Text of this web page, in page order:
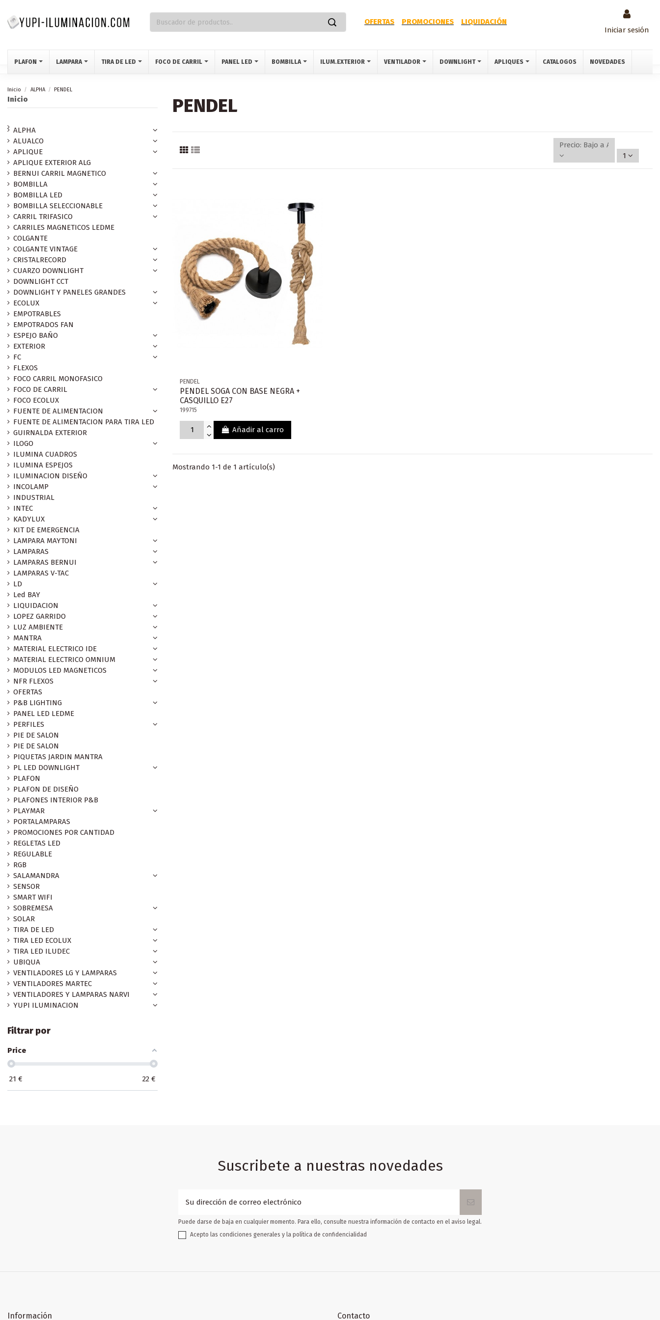
OFERTAS PROMOCIONES
LIQUIDACIÓN
Iniciar sesión
PLAFON LAMPARA TIRA DE LED FOCO DE CARRIL PANEL LED BOMBILLA ILUM.EXTERIOR VENTILADOR DOWNLIGHT APLIQUES CATALOGOS NOVEDADES
Inicio ALPHA PENDEL
PENDEL
Precio: Bajo a Alto
1
PENDEL
PENDEL SOGA CON BASE NEGRA +
CASQUILLO E27
199715
Añadir al carro
Mostrando 1-1 de 1 artículo(s)
Inicio
ALPHA
ALUALCO
APLIQUE
APLIQUE EXTERIOR ALG
BERNUI CARRIL MAGNETICO
BOMBILLA
BOMBILLA LED
BOMBILLA SELECCIONABLE
CARRIL TRIFASICO
CARRILES MAGNETICOS LEDME
COLGANTE
COLGANTE VINTAGE
CRISTALRECORD
CUARZO DOWNLIGHT
DOWNLIGHT CCT
DOWNLIGHT Y PANELES GRANDES
ECOLUX
EMPOTRABLES
EMPOTRADOS FAN
ESPEJO BAÑO
EXTERIOR
FC
FLEXOS
FOCO CARRIL MONOFASICO
FOCO DE CARRIL
FOCO ECOLUX
FUENTE DE ALIMENTACION
FUENTE DE ALIMENTACION PARA TIRA LED
GUIRNALDA EXTERIOR
ILOGO
ILUMINA CUADROS
ILUMINA ESPEJOS
ILUMINACION DISEÑO
INCOLAMP
INDUSTRIAL
INTEC
KADYLUX
KIT DE EMERGENCIA
LAMPARA MAYTONI
LAMPARAS
LAMPARAS BERNUI
LAMPARAS V-TAC
LD
Led BAY
LIQUIDACION
LOPEZ GARRIDO
LUZ AMBIENTE
MANTRA
MATERIAL ELECTRICO IDE
MATERIAL ELECTRICO OMNIUM
MODULOS LED MAGNETICOS
NFR FLEXOS
OFERTAS
P&B LIGHTING
PANEL LED LEDME
PERFILES
PIE DE SALON
PIE DE SALON
PIQUETAS JARDIN MANTRA
PL LED DOWNLIGHT
PLAFON
PLAFON DE DISEÑO
PLAFONES INTERIOR P&B
PLAYMAR
PORTALAMPARAS
PROMOCIONES POR CANTIDAD
REGLETAS LED
REGULABLE
RGB
SALAMANDRA
SENSOR
SMART WIFI
SOBREMESA
SOLAR
TIRA DE LED
TIRA LED ECOLUX
TIRA LED ILUDEC
UBIQUA
VENTILADORES LG Y LAMPARAS
VENTILADORES MARTEC
VENTILADORES Y LAMPARAS NARVI
YUPI ILUMINACION
Filtrar por
Price
21 € 22 €
Suscribete a nuestras novedades
Puede darse de baja en cualquier momento. Para ello, consulte nuestra información de contacto en el aviso legal.
Acepto las condiciones generales y la política de confidencialidad
Información Contacto